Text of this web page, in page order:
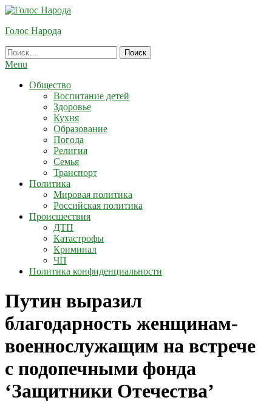
Skip
Content
Голос Народа
Найти:
Menu
Общество
Воспитание детей
Здоровье
Кухня
Образование
Погода
Религия
Семья
Транспорт
Политика
Мировая политика
Российская политика
Происшествия
ДТП
Катастрофы
Криминал
ЧП
Политика конфиденциальности
Путин выразил
благодарность женщинам-
военнослужащим на встрече
с подопечными фонда
‘Защитники Отечества’